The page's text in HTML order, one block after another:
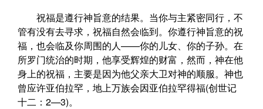
祝福是遵行神旨意的结果。当你与主紧密同行，不
管有没有去寻求，祝福自然会临到。你遵行神旨意的祝
福，也会临及你周围的人——你的儿女、你的子孙。在
所罗门统治的时期，他享受辉煌的财富，然而，神在他
身上的祝福，主要是因为他父亲大卫对神的顺服。神也
曾应许亚伯拉罕，地上万族会因亚伯拉罕得福(创世记
十二：2—3)。